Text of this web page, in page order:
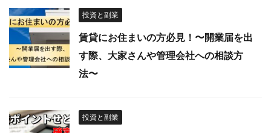
投資と副業
賃貸にお住まいの方必見！〜開業届を出
す際、大家さんや管理会社への相談方
法〜
投資と副業